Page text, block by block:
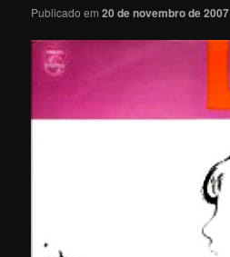
Publicado em20 de novembro de 2007